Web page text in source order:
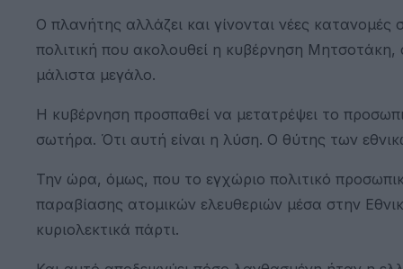
Ο πλανήτης αλλάζει και γίνονται νέες
πολιτική που ακολουθεί η κυβέρνηση
μάλιστα μεγάλο.
Η κυβέρνηση προσπαθεί να μετατρέψει το
σωτήρα. Ότι αυτή είναι η λύση. Ο θύτης των
Την ώρα, όμως, που το εγχώριο πολιτικό
παραβίασης ατομικών ελευθεριών μέσα στην
κυριολεκτικά πάρτι.